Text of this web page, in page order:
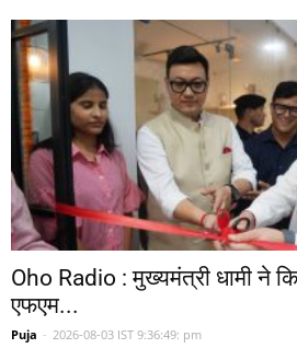
Oho Radio : मुख्यमंत्री धामी ने
एफएम...
Puja - 2026-08-03 IST 9:36:49: pm